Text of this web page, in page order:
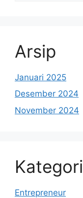
Arsip
Januari 2025
Desember 2024
November 2024
Kategori
Entrepreneur